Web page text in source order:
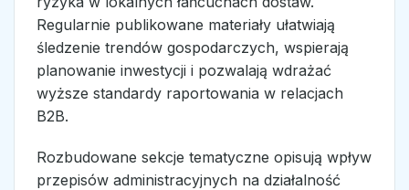
Regularnie publikowane materiały ułatwiają
śledzenie trendów gospodarczych, wspierają
planowanie inwestycji i pozwalają wdrażać
wyższe standardy raportowania w relacjach
B2B.
Rozbudowane sekcje tematyczne opisują wpływ
przepisów administracyjnych na działalność